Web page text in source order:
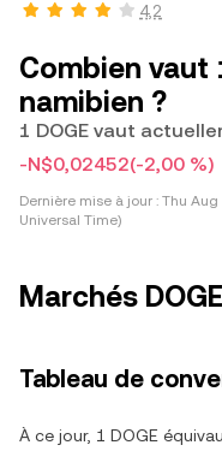
4,2
Combien vaut
namibien ?
1 DOGE vaut
-N$0,02452(-2,00 %)
Dernière mise à jour : Thu Aug
Universal Time)
Marchés
Tableau de
À ce jour, 1 DOGE